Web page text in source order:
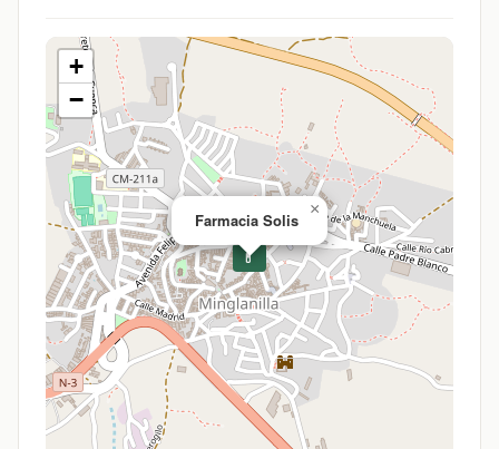
💊
Farmacia Solis
×
+
−